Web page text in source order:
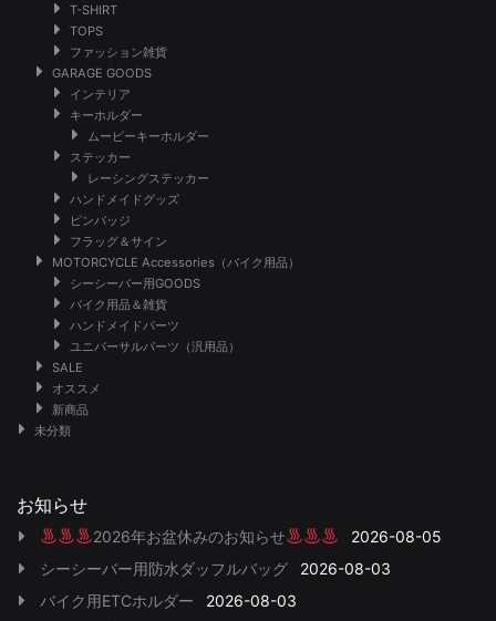
T-SHIRT
TOPS
ファッション雑貨
GARAGE GOODS
インテリア
キーホルダー
ムービーキーホルダー
ステッカー
レーシングステッカー
ハンドメイドグッズ
ピンバッジ
フラッグ＆サイン
MOTORCYCLE Accessories（バイク用品）
シーシーバー用GOODS
バイク用品＆雑貨
ハンドメイドパーツ
ユニバーサルパーツ（汎用品）
SALE
オススメ
新商品
未分類
お知らせ
2026年お盆休みのお知らせ
2026-08-05
シーシーバー用防水ダッフルバッグ
2026-08-03
バイク用ETCホルダー
2026-08-03